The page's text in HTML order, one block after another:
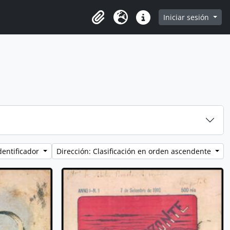
Portapapeles
Idioma Enlaces rápidos
Iniciar sesión
Dirección: Clasificación en orden ascendente